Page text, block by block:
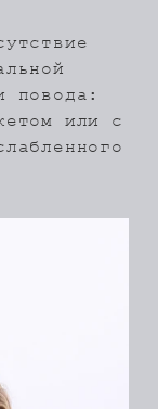
повода:
или с